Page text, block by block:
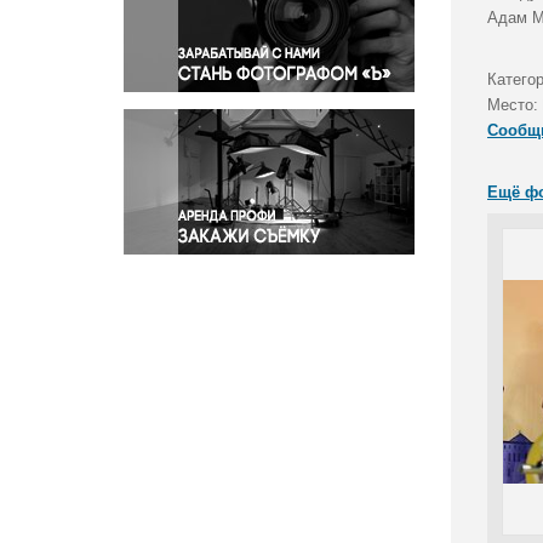
Правосудие
Происшествия и конфликты
Религия
Светская жизнь
Спорт
Экология
Экономика и бизнес
Адам
Место:
Ещё